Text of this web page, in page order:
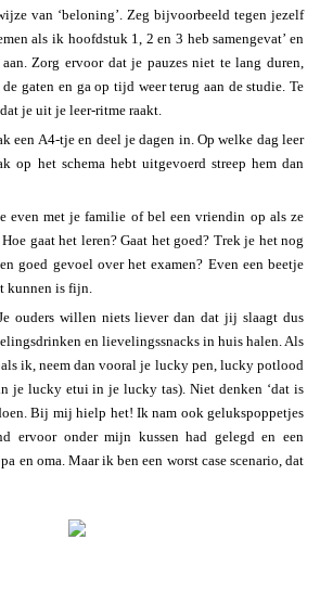
van ‘beloning’. Zeg bijvoorbeeld tegen jezelf
als ik hoofdstuk 1, 2 en 3 heb samengevat’ en
Zorg ervoor dat je pauzes niet te lang duren,
gaten en ga op tijd weer terug aan de studie. Te
je uit je leer-ritme raakt.
een A4-tje en deel je dagen in. Op welke dag leer
op het schema hebt uitgevoerd streep hem dan
even met je familie of bel een vriendin op als ze
gaat het leren? Gaat het goed? Trek je het nog
goed gevoel over het examen? Even een beetje
kunnen is fijn.
ouders willen niets liever dan dat jij slaagt dus
en lievelingssnacks in huis halen. Als
ik, neem dan vooral je lucky pen, lucky potlood
je lucky etui in je lucky tas). Niet denken ‘dat is
Bij mij hielp het! Ik nam ook gelukspoppetjes
ervoor onder mijn kussen had gelegd en een
en oma. Maar ik ben een worst case scenario, dat